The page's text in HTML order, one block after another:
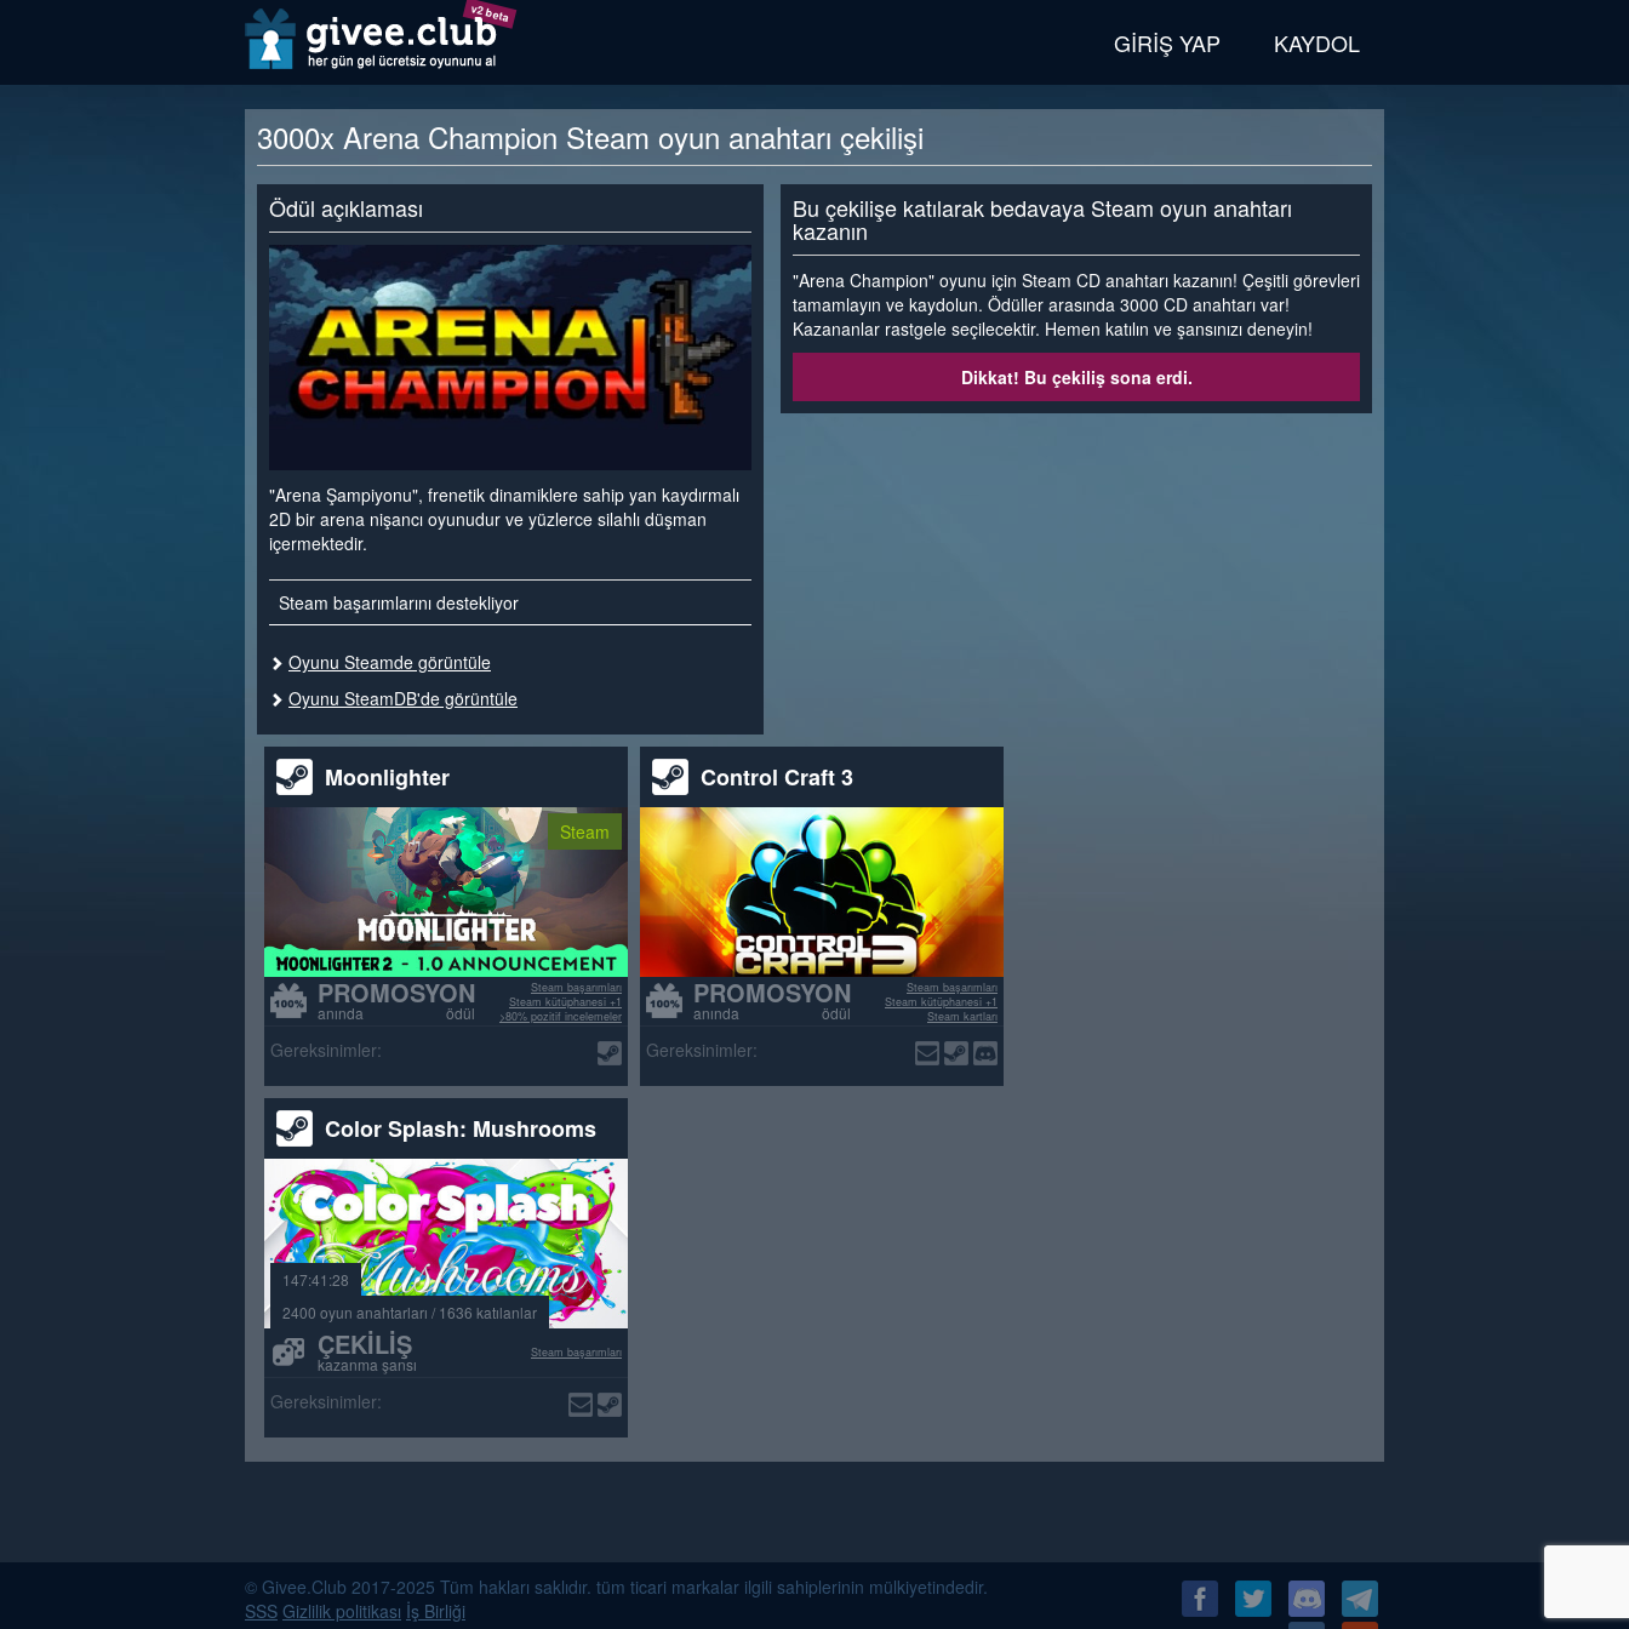
v2 beta
GIRIŞ YAP KAYDOL
3000x Arena Champion Steam oyun anahtarı çekilişi
Ödül açıklaması
"Arena Şampiyonu", frenetik dinamiklere sahip yan kaydırmalı
2D bir arena nişancı oyunudur ve yüzlerce silahlı düşman
içermektedir.
Steam başarımlarını destekliyor
Oyunu Steamde görüntüle
Oyunu SteamDB'de görüntüle
Bu çekilişe katılarak bedavaya Steam oyun anahtarı
kazanın
"Arena Champion" oyunu için Steam CD anahtarı kazanın! Çeşitli görevleri
tamamlayın ve kaydolun. Ödüller arasında 3000 CD anahtarı var!
Kazananlar rastgele seçilecektir. Hemen katılın ve şansınızı deneyin!
Dikkat! Bu çekiliş sona erdi.
Moonlighter
Steam
PROMOSYON
anında ödül
Steam başarımları
Steam kütüphanesi +1
>80% pozitif incelemeler
Gereksinimler:
Control Craft 3
PROMOSYON
anında ödül
Steam başarımları
Steam kütüphanesi +1
Steam kartları
Gereksinimler:
Color Splash: Mushrooms
147:41:28
2400 oyun anahtarları / 1636 katılanlar
ÇEKILIŞ
kazanma şansı
Steam başarımları
Gereksinimler:
© Givee.Club 2017-2025 Tüm hakları saklıdır. tüm ticari markalar ilgili sahiplerinin mülkiyetindedir.
SSS Gizlilik politikası İş Birliği